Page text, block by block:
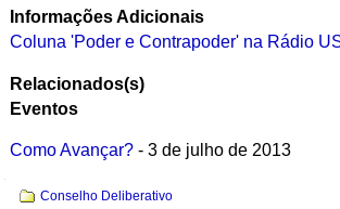
Informações Adicionais
Coluna 'Poder e Contrapoder' na Rádio
Relacionados(s)
Eventos
Como Avançar?- 3 de julho de 2013
Navegação
Conselho Deliberativo